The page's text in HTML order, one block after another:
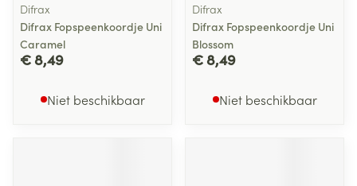
Difrax
Difrax Fopspeenkoordje Uni
Caramel
€ 8,49
Niet beschikbaar
Difrax
Difrax Fopspeenkoordje Uni
Blossom
€ 8,49
Niet beschikbaar